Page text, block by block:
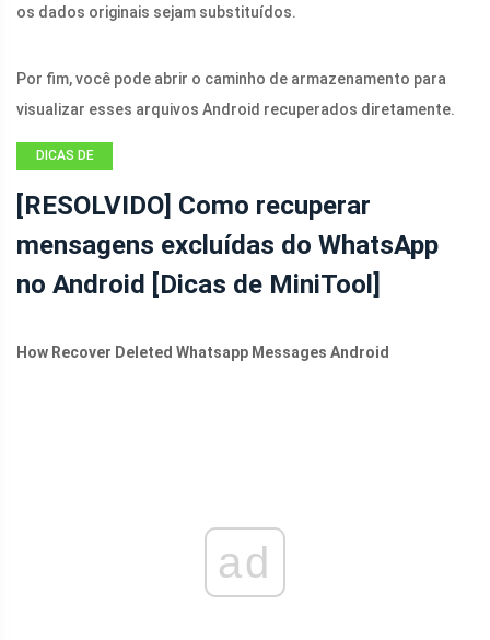
os dados originais sejam substituídos.
Por fim, você pode abrir o caminho de armazenamento para
visualizar esses arquivos Android recuperados diretamente.
DICAS DE
DE ARQUIVOS
ANDROID
[RESOLVIDO] Como recuperar
mensagens excluídas do WhatsApp
no ​​Android [Dicas de MiniTool]
How Recover Deleted Whatsapp Messages Android
ad